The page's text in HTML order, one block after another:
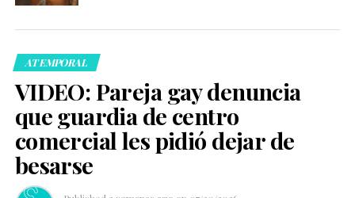
ATEMPORAL
VIDEO: Pareja gay denuncia
que guardia de centro
comercial les pidió dejar de
besarse